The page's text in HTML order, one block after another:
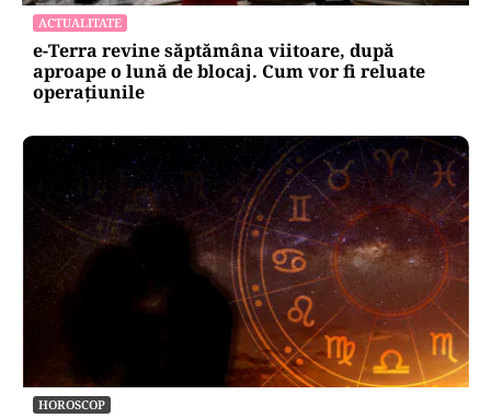
ACTUALITATE
e-Terra revine săptămâna viitoare, după
aproape o lună de blocaj. Cum vor fi reluate
operațiunile
HOROSCOP